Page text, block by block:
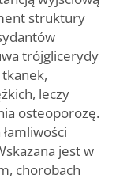
struktury
trójglicerydy
leczy
osteoporozę.
jest w
chorobach